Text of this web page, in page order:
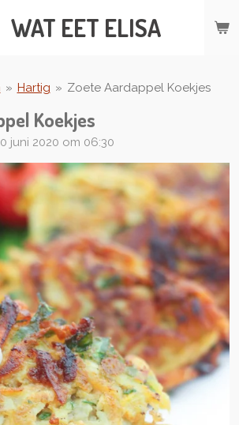
WAT EET ELISA
» Hartig » Zoete Aardappel Koekjes
Koekjes
juni 2020 om 06:30